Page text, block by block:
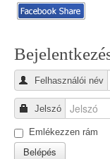
Felhasználói név
Jelszó
Emlékezzen rám
Belépés